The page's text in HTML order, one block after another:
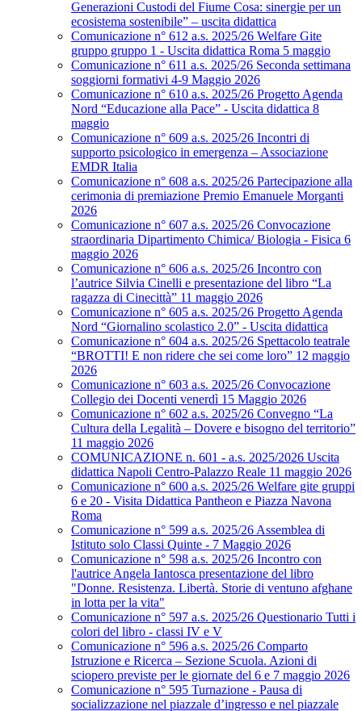
Generazioni Custodi del Fiume Cosa: sinergie per un
ecosistema sostenibile” – uscita didattica
Comunicazione n° 612 a.s. 2025/26 Welfare Gite
gruppo gruppo 1 - Uscita didattica Roma 5 maggio
Comunicazione n° 611 a.s. 2025/26 Seconda settimana
soggiorni formativi 4-9 Maggio 2026
Comunicazione n° 610 a.s. 2025/26 Progetto Agenda
Nord “Educazione alla Pace” - Uscita didattica 8
maggio
Comunicazione n° 609 a.s. 2025/26 Incontri di
supporto psicologico in emergenza – Associazione
EMDR Italia
Comunicazione n° 608 a.s. 2025/26 Partecipazione alla
cerimonia di premiazione Premio Emanuele Morganti
2026
Comunicazione n° 607 a.s. 2025/26 Convocazione
straordinaria Dipartimento Chimica/ Biologia - Fisica 6
maggio 2026
Comunicazione n° 606 a.s. 2025/26 Incontro con
l’autrice Silvia Cinelli e presentazione del libro “La
ragazza di Cinecittà” 11 maggio 2026
Comunicazione n° 605 a.s. 2025/26 Progetto Agenda
Nord “Giornalino scolastico 2.0” - Uscita didattica
Comunicazione n° 604 a.s. 2025/26 Spettacolo teatrale
“BROTTI! E non ridere che sei come loro” 12 maggio
2026
Comunicazione n° 603 a.s. 2025/26 Convocazione
Collegio dei Docenti venerdì 15 Maggio 2026
Comunicazione n° 602 a.s. 2025/26 Convegno “La
Cultura della Legalità – Dovere e bisogno del territorio”
11 maggio 2026
COMUNICAZIONE n. 601 - a.s. 2025/2026 Uscita
didattica Napoli Centro-Palazzo Reale 11 maggio 2026
Comunicazione n° 600 a.s. 2025/26 Welfare gite gruppi
6 e 20 - Visita Didattica Pantheon e Piazza Navona
Roma
Comunicazione n° 599 a.s. 2025/26 Assemblea di
Istituto solo Classi Quinte - 7 Maggio 2026
Comunicazione n° 598 a.s. 2025/26 Incontro con
l'autrice Angela Iantosca presentazione del libro
"Donne. Resistenza. Libertà. Storie di ventuno afghane
in lotta per la vita"
Comunicazione n° 597 a.s. 2025/26 Questionario Tutti i
colori del libro - classi IV e V
Comunicazione n° 596 a.s. 2025/26 Comparto
Istruzione e Ricerca – Sezione Scuola. Azioni di
sciopero previste per le giornate del 6 e 7 maggio 2026
Comunicazione n° 595 Turnazione - Pausa di
socializzazione nel piazzale d’ingresso e nel piazzale